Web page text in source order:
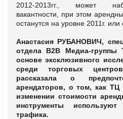
2012-2013гг., может
вакантности, при этом
останутся на уровне 2011г. или
Анастасия РУБАНОВИЧ,
отдела В2В Медиа-группы
основе эксклюзивного
среди торговых
рассказала о
арендаторов, о том, как
изменении стоимости
инструменты
трафика.